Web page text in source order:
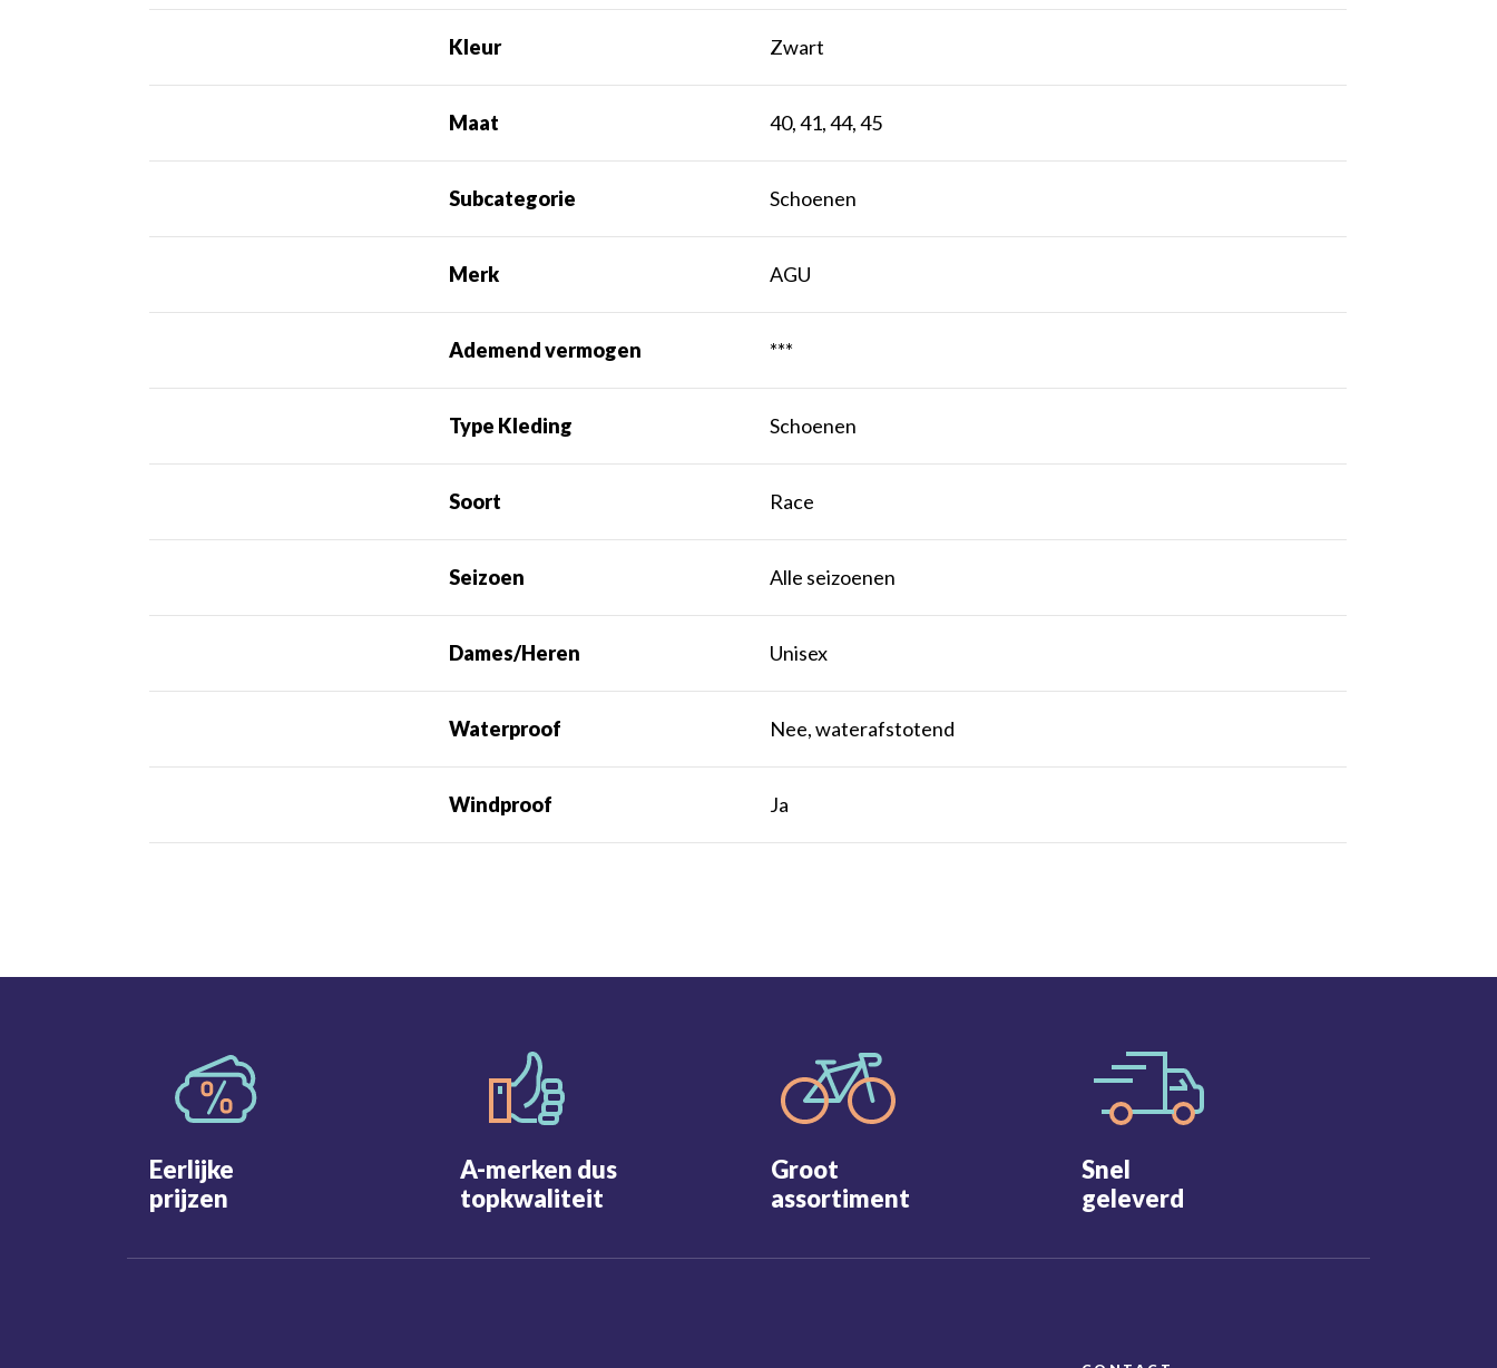
Kleur Zwart
Maat 40, 41, 44, 45
Subcategorie Schoenen
Merk AGU
Ademend vermogen ***
Type Kleding Schoenen
Soort Race
Seizoen Alle seizoenen
Dames/Heren Unisex
Waterproof Nee, waterafstotend
Windproof Ja
Eerlijke
prijzen
A-merken dus
topkwaliteit
Groot
assortiment
Snel
geleverd